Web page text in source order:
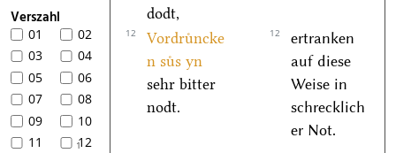
Verszahl
01
02
03
04
05
06
07
08
09
10
11
112
dodt,
12
Vordruͤncke
n suͤs yn
sehr bitter
nodt.
12
ertranken
auf diese
Weise in
schrecklich
er Not.